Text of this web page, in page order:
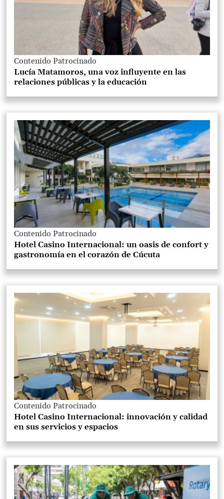
Contenido Patrocinado
Lucía Matamoros, una voz influyente en las
relaciones públicas y la educación
Contenido Patrocinado
Hotel Casino Internacional: un oasis de confort y
gastronomía en el corazón de Cúcuta
Contenido Patrocinado
Hotel Casino Internacional: innovación y calidad
en sus servicios y espacios